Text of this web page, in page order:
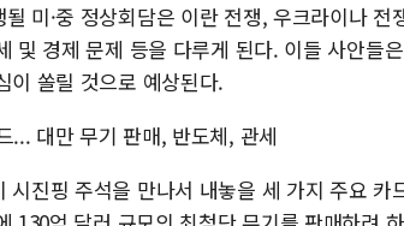
미·중 정상회담은 이란 전쟁, 우크라이나
및 경제 문제 등을 다루게 된다. 이들 사안들
이 쏠릴 것으로 예상된다.
대만 무기 판매, 반도체, 관세
시진핑 주석을 만나서 내놓을 세 가지 주요